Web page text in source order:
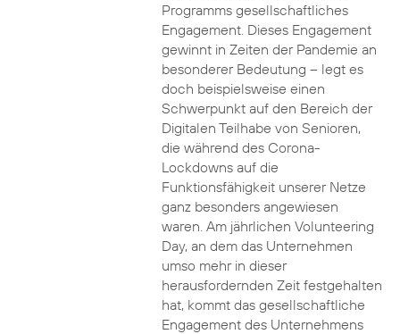
Programms gesellschaftliches
Engagement. Dieses Engagement
gewinnt in Zeiten der Pandemie an
besonderer Bedeutung – legt es
doch beispielsweise einen
Schwerpunkt auf den Bereich der
Digitalen Teilhabe von Senioren,
die während des Corona-
Lockdowns auf die
Funktionsfähigkeit unserer Netze
ganz besonders angewiesen
waren. Am jährlichen Volunteering
Day, an dem das Unternehmen
umso mehr in dieser
herausfordernden Zeit festgehalten
hat, kommt das gesellschaftliche
Engagement des Unternehmens